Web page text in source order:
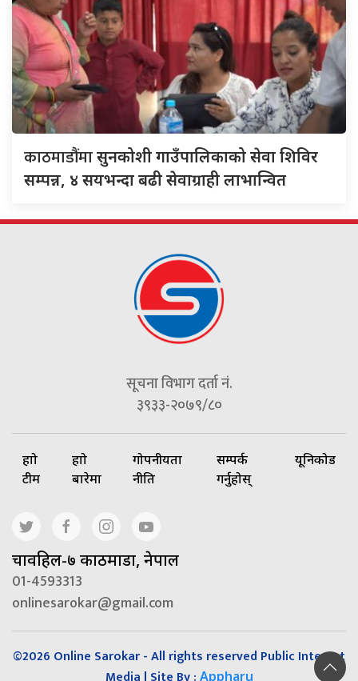
काठमाडौंमासुनकोशी गाउँपालिकाको सेवा शिविर
सम्पन्न, ४ सयभन्दा बढी सेवाग्राही लाभान्वित
सूचना विभाग दर्ता नं.
३९३३-२०७९/८०
हाम्रो
टीम
हाम्रो
बारेमा
गोपनीयता
नीति
सम्पर्क
गर्नुहोस्
यूनिकोड
चावहिल-७ काठमाडौं, नेपाल
01-4593313
onlinesarokar@gmail.com
©2026 Online Sarokar - All rights reserved Public Interest
Appharu